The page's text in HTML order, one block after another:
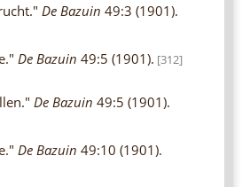
De Bazuin 49:3 (1901).
De Bazuin 49:5 (1901). [312]
De Bazuin 49:5 (1901).
De Bazuin 49:10 (1901).